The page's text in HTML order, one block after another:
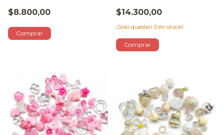
$8.800,00 $14.300,00
¡Solo quedan 5 en stock!